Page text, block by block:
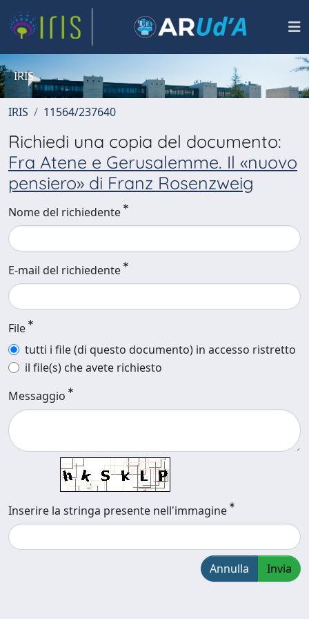
IRIS
IRIS 11564/237640
Richiedi una copia del documento:
Fra Atene e Gerusalemme. Il «nuovo
pensiero» di Franz Rosenzweig
Nome del richiedente
E-mail del richiedente
File
tutti i file (di questo documento) in accesso ristretto
il file(s) che avete richiesto
Messaggio
Inserire la stringa presente nell'immagine
Annulla Invia